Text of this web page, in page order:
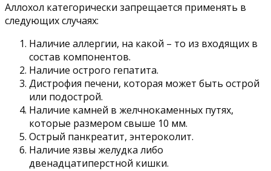
Аллохол категорически запрещается применять в
следующих случаях:
Наличие аллергии, на какой – то из входящих в
состав компонентов.
Наличие острого гепатита.
Дистрофия печени, которая может быть острой
или подострой.
Наличие камней в желчнокаменных путях,
которые размером свыше 10 мм.
Острый панкреатит, энтероколит.
Наличие язвы желудка либо
двенадцатиперстной кишки.